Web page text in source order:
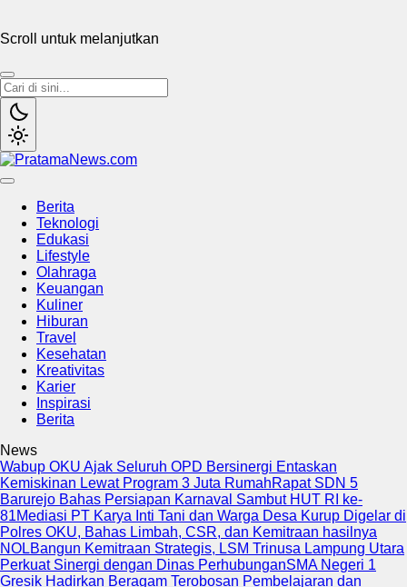
Scroll untuk melanjutkan
Berita
Teknologi
Edukasi
Lifestyle
Olahraga
Keuangan
Kuliner
Hiburan
Travel
Kesehatan
Kreativitas
Karier
Inspirasi
Berita
News
Wabup OKU Ajak Seluruh OPD Bersinergi Entaskan
Kemiskinan Lewat Program 3 Juta RumahRapat SDN 5
Barurejo Bahas Persiapan Karnaval Sambut HUT RI ke-
81Mediasi PT Karya Inti Tani dan Warga Desa Kurup Digelar di
Polres OKU, Bahas Limbah, CSR, dan Kemitraan hasilnya
NOLBangun Kemitraan Strategis, LSM Trinusa Lampung Utara
Perkuat Sinergi dengan Dinas PerhubunganSMA Negeri 1
Gresik Hadirkan Beragam Terobosan Pembelajaran dan